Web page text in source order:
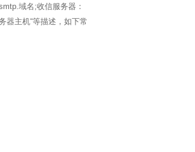
域名;收信服务器：
器主机“等描述，如下常